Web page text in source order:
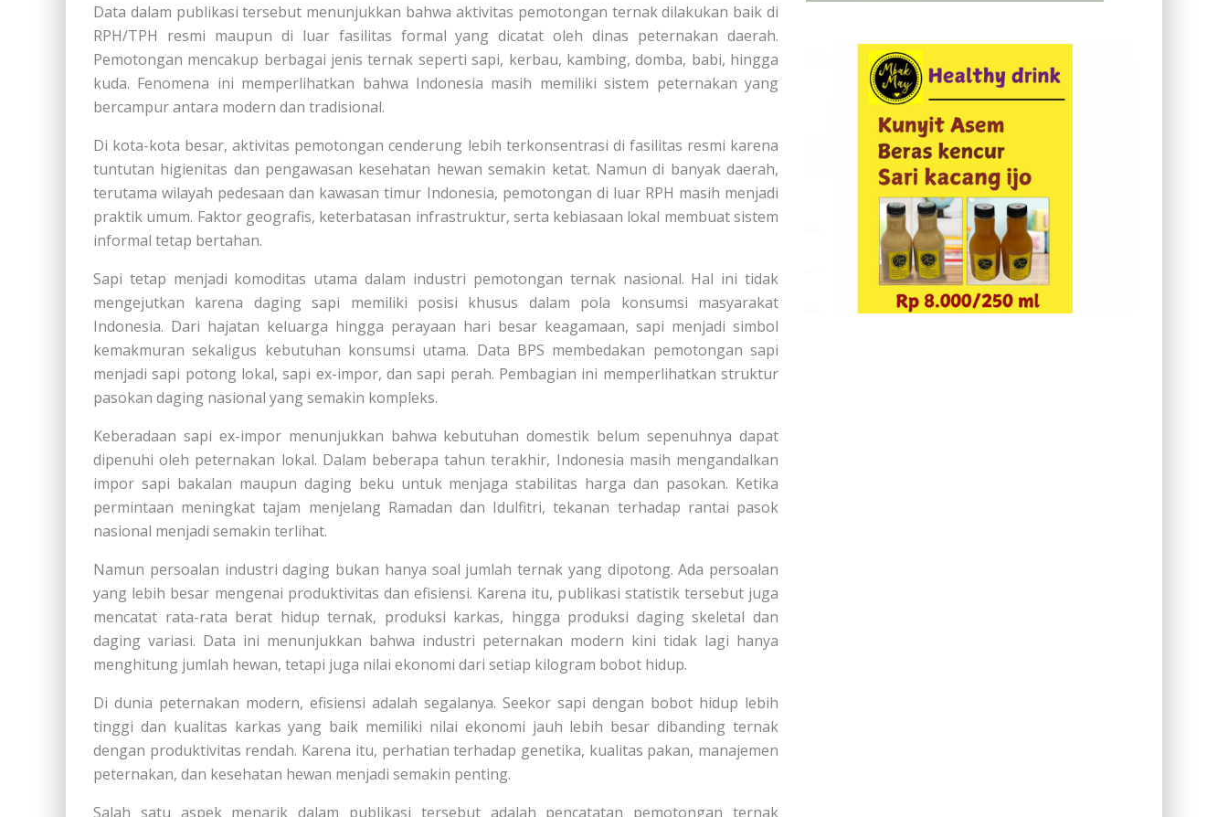
Data dalam publikasi tersebut menunjukkan bahwa aktivitas pemotongan ternak dilakukan baik di
RPH/TPH resmi maupun di luar fasilitas formal yang dicatat oleh dinas peternakan daerah.
Pemotongan mencakup berbagai jenis ternak seperti sapi, kerbau, kambing, domba, babi, hingga
kuda. Fenomena ini memperlihatkan bahwa Indonesia masih memiliki sistem peternakan yang
bercampur antara modern dan tradisional.
Di kota-kota besar, aktivitas pemotongan cenderung lebih terkonsentrasi di fasilitas resmi karena
tuntutan higienitas dan pengawasan kesehatan hewan semakin ketat. Namun di banyak daerah,
terutama wilayah pedesaan dan kawasan timur Indonesia, pemotongan di luar RPH masih menjadi
praktik umum. Faktor geografis, keterbatasan infrastruktur, serta kebiasaan lokal membuat sistem
informal tetap bertahan.
Sapi tetap menjadi komoditas utama dalam industri pemotongan ternak nasional. Hal ini tidak
mengejutkan karena daging sapi memiliki posisi khusus dalam pola konsumsi masyarakat
Indonesia. Dari hajatan keluarga hingga perayaan hari besar keagamaan, sapi menjadi simbol
kemakmuran sekaligus kebutuhan konsumsi utama. Data BPS membedakan pemotongan sapi
menjadi sapi potong lokal, sapi ex-impor, dan sapi perah. Pembagian ini memperlihatkan struktur
pasokan daging nasional yang semakin kompleks.
Keberadaan sapi ex-impor menunjukkan bahwa kebutuhan domestik belum sepenuhnya dapat
dipenuhi oleh peternakan lokal. Dalam beberapa tahun terakhir, Indonesia masih mengandalkan
impor sapi bakalan maupun daging beku untuk menjaga stabilitas harga dan pasokan. Ketika
permintaan meningkat tajam menjelang Ramadan dan Idulfitri, tekanan terhadap rantai pasok
nasional menjadi semakin terlihat.
Namun persoalan industri daging bukan hanya soal jumlah ternak yang dipotong. Ada persoalan
yang lebih besar mengenai produktivitas dan efisiensi. Karena itu, publikasi statistik tersebut juga
mencatat rata-rata berat hidup ternak, produksi karkas, hingga produksi daging skeletal dan
daging variasi. Data ini menunjukkan bahwa industri peternakan modern kini tidak lagi hanya
menghitung jumlah hewan, tetapi juga nilai ekonomi dari setiap kilogram bobot hidup.
Di dunia peternakan modern, efisiensi adalah segalanya. Seekor sapi dengan bobot hidup lebih
tinggi dan kualitas karkas yang baik memiliki nilai ekonomi jauh lebih besar dibanding ternak
dengan produktivitas rendah. Karena itu, perhatian terhadap genetika, kualitas pakan, manajemen
peternakan, dan kesehatan hewan menjadi semakin penting.
Salah satu aspek menarik dalam publikasi tersebut adalah pencatatan pemotongan ternak